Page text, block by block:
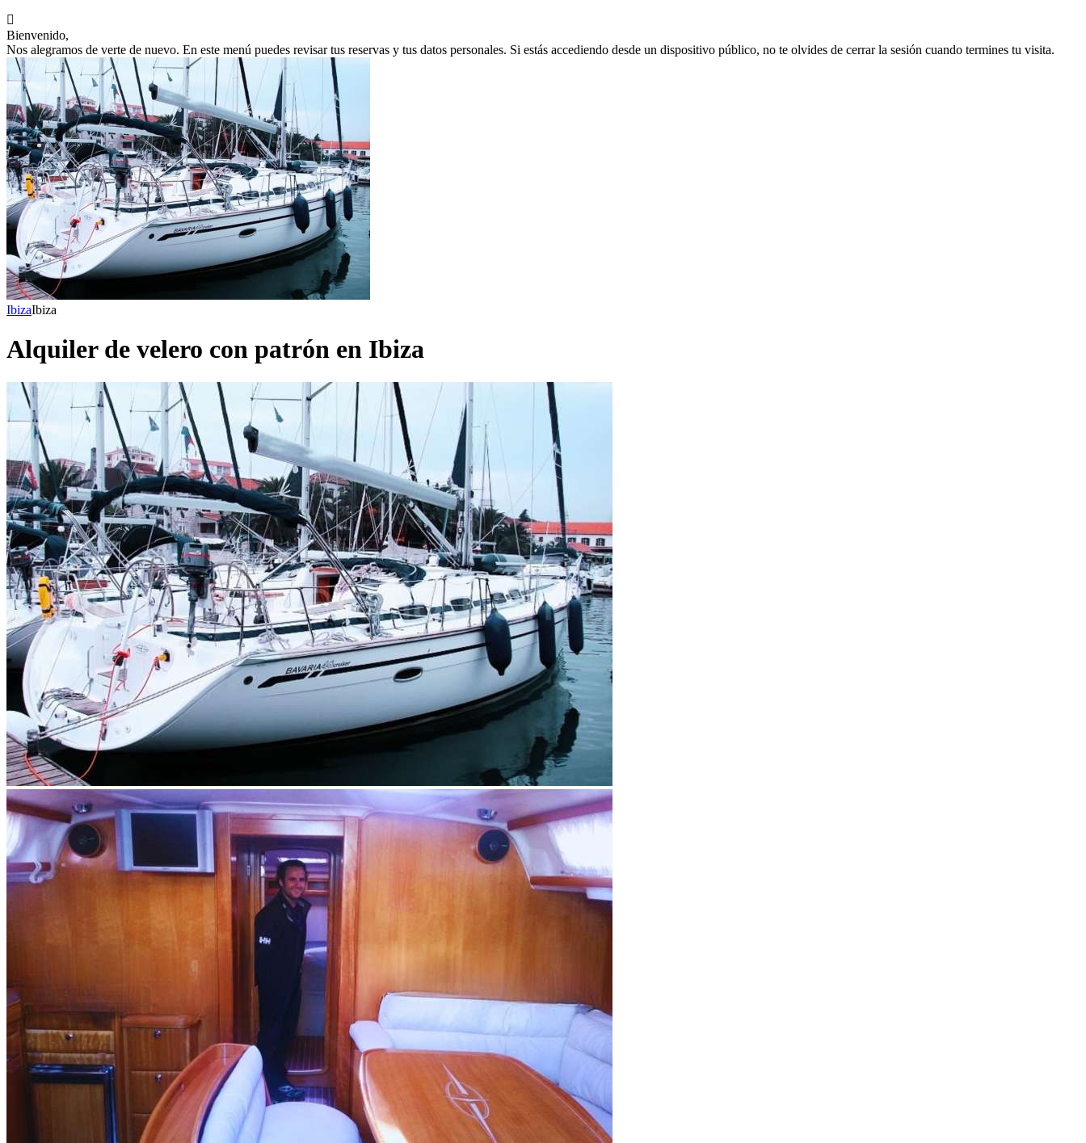

Bienvenido,
Nos alegramos de verte de nuevo. En este menú puedes revisar tus reservas y tus datos personales. Si estás accediendo desde un dispositivo público, no te olvides de cerrar la sesión cuando termines tu visita.
IbizaIbiza
Alquiler de velero con patrón en Ibiza